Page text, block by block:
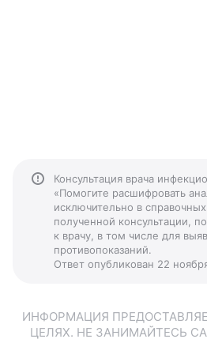
Консультация врача
«Помогите расшифровать
исключительно в
полученной консультации,
к врачу, в том числе для
противопоказаний.
Ответ опубликован 22
ИНФОРМАЦИЯ
ЦЕЛЯХ. НЕ ЗАНИМАЙТЕСЬ